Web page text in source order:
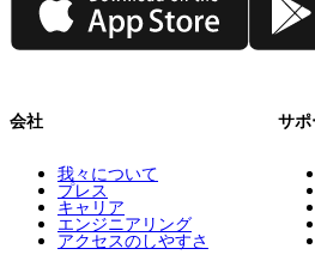
会社
我々について
プレス
キャリア
エンジニアリング
アクセスのしやすさ
サポ